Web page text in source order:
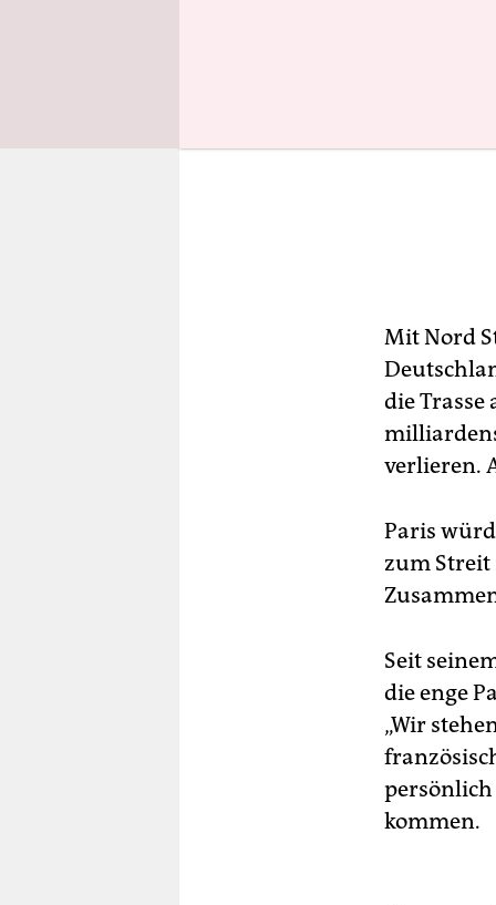
Mit Nord
die
verlieren.
Paris
zum Streit
Seit
die enge
„Wir
kommen.